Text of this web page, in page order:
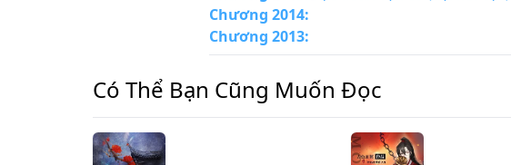
Chương 2014:
Chương 2013:
Có Thể Bạn Cũng Muốn Đọc